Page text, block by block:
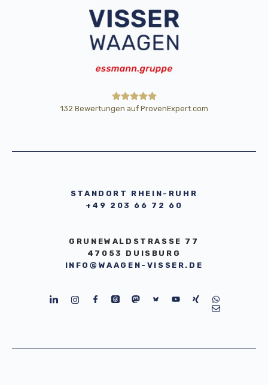
132 Bewertungen auf ProvenExpert.com
STANDORT RHEIN-RUHR
+49 203 66 72 60
GRUNEWALDSTRASSE 77
47053 DUISBURG
INFO@WAAGEN-VISSER.DE